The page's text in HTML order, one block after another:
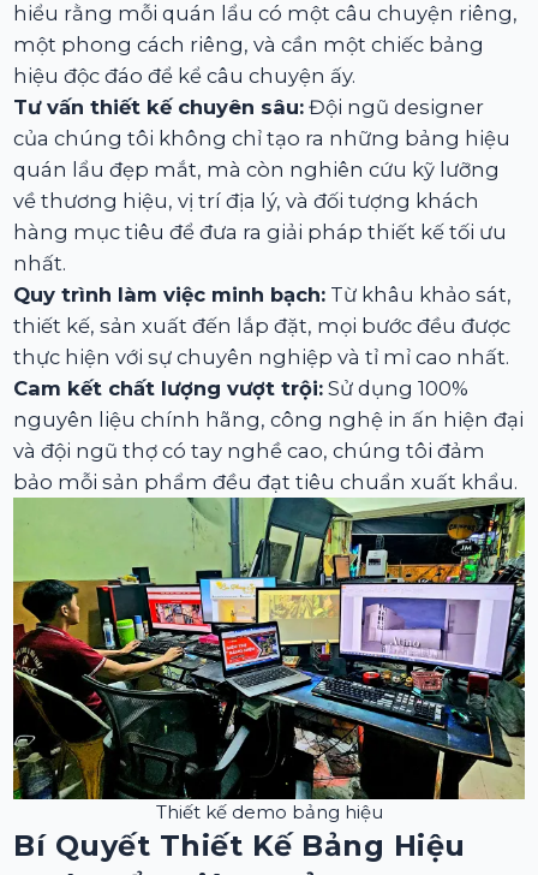
hiểu rằng mỗi quán lẩu có một câu chuyện riêng,
một phong cách riêng, và cần một chiếc bảng
hiệu độc đáo để kể câu chuyện ấy.
Tư vấn thiết kế chuyên sâu: Đội ngũ designer
của chúng tôi không chỉ tạo ra những bảng hiệu
quán lẩu đẹp mắt, mà còn nghiên cứu kỹ lưỡng
về thương hiệu, vị trí địa lý, và đối tượng khách
hàng mục tiêu để đưa ra giải pháp thiết kế tối ưu
nhất.
Quy trình làm việc minh bạch: Từ khâu khảo sát,
thiết kế, sản xuất đến lắp đặt, mọi bước đều được
thực hiện với sự chuyên nghiệp và tỉ mỉ cao nhất.
Cam kết chất lượng vượt trội: Sử dụng 100%
nguyên liệu chính hãng, công nghệ in ấn hiện đại
và đội ngũ thợ có tay nghề cao, chúng tôi đảm
bảo mỗi sản phẩm đều đạt tiêu chuẩn xuất khẩu.
Thiết kế demo bảng hiệu
Bí Quyết Thiết Kế Bảng Hiệu